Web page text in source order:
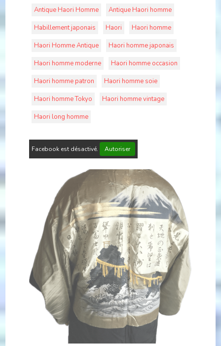
Antique Haori Homme
Antique Haori homme
Habillement japonais
Haori
Haori homme
Haori Homme Antique
Haori homme japonais
Haori homme moderne
Haori homme occasion
Haori homme patron
Haori homme soie
Haori homme Tokyo
Haori homme vintage
Haori long homme
Facebook est désactivé. Autoriser